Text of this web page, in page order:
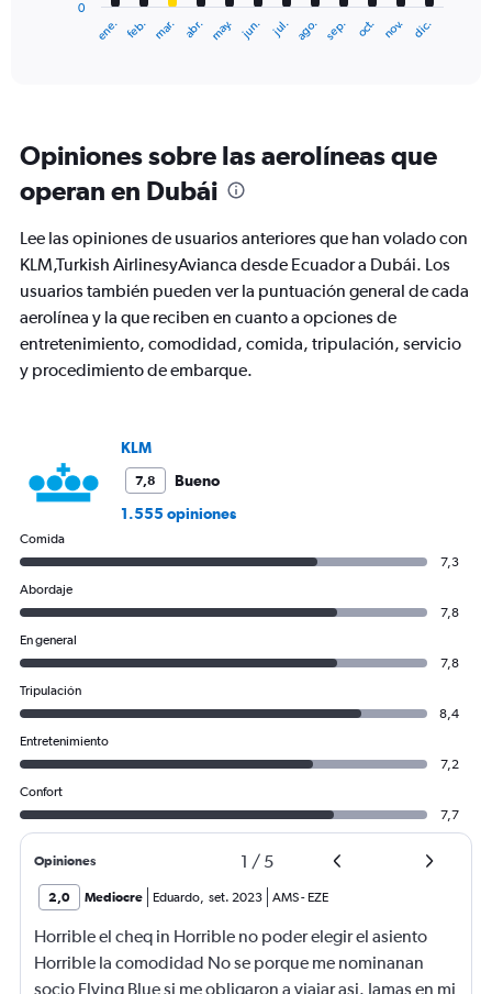
categories.
chart
1
Y
axis
values.
Range:
0
ene. feb. mar. abr. may. jun. jul. ago. sep. oct. nov. dic.
0
Opiniones sobre las aerolíneas que
operan en Dubái
Lee las opiniones de usuarios anteriores que han volado con
KLM,Turkish AirlinesyAvianca desde Ecuador a Dubái. Los
usuarios también pueden ver la puntuación general de cada
aerolínea y la que reciben en cuanto a opciones de
entretenimiento, comodidad, comida, tripulación, servicio
y procedimiento de embarque.
KLM
7,8
Bueno
1.555 opiniones
Comida
7,3
Abordaje
7,8
En general
7,8
Tripulación
8,4
Entretenimiento
7,2
Confort
7,7
Opiniones 1 / 5
2,0 Mediocre Eduardo, set. 2023 AMS- EZE
Horrible el cheq in Horrible no poder elegir el asiento
Horrible la comodidad No se porque me nominanan
socio Flying Blue si me obligaron a viajar asi. Jamas en mi